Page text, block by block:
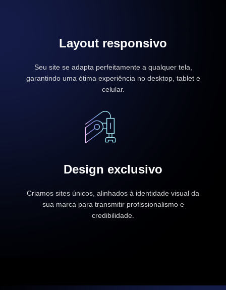
Layout responsivo
Seu site se adapta perfeitamente a qualquer tela,
garantindo uma ótima experiência no desktop, tablet e
celular.
Design exclusivo
Criamos sites únicos, alinhados à identidade visual da
sua marca para transmitir profissionalismo e
credibilidade.